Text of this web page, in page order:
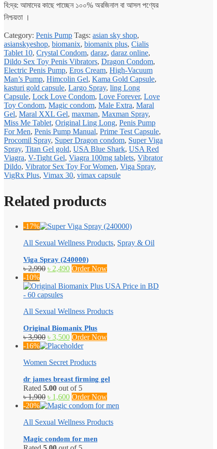
বি:দ্র: আমাদের কাছে পাচ্ছেন ১০০% অরজিনাল বা আসল পণ্যের
নিশ্চয়তা ।
Category: Penis Pump Tags: asian sky shop,
asianskyeshop, biomanix, biomanix plus, Cialis
Tablet 10, Crystal Condom, daraz, daraz online,
Dildo Sex Toy Penis Vibrators, Dragon Condom,
Electric Penis Pump, Eros Cream, High-Vacuum
Man’s Pump, Himcolin Gel, Kama Gold Capsule,
kasturi gold capsule, Largo Spray, ling Long
Capsule, Lock Love Condom, Love Forever, Love
Toy Condom, Magic condom, Male Extra, Maral
Gel, Maral XXL Gel, maxman, Maxman Spray,
Miss Me Tablet, Original Ling Long, Penis Pump
For Men, Penis Pump Manual, Prime Test Capsule,
Procomil Spray, Super Dragon condom, Super Viga
Spray, Titan Gel gold, USA Blue Shark, USA Red
Viagra, V-Tight Gel, Viagra 100mg tablets, Vibrator
Dildo, Vibrator Sex Toy For Women, Viga Spray,
VigRx Plus, Vimax 30, vimax capsule
Related products
-17%
All Sexual Wellness Products, Spray & Oil
Viga Spray (240000)
৳2,990 Original
was:
৳ 2,990.
৳ 2,490Current
is:
Order Now
-10%
All Sexual Wellness Products
Original Biomanix Plus
৳3,900 Original
price
৳ 3,900.
৳ 3,500Current
price
৳ 3,500.
Order Now
-16%
Women Secret Products
dr james breast firming gel
Rated 5.00 out of 5
৳1,900 Original
price
৳ 1,900.
৳ 1,600Current
price
৳ 1,600.
Order Now
-20%
All Sexual Wellness Products
Magic condom for men